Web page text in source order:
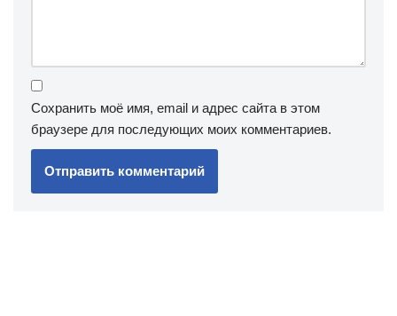
Сохранить моё имя, email и адрес сайта в этом
браузере для последующих моих комментариев.